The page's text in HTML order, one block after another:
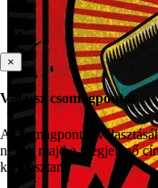
×
Válassz csomagpontot
A csomagpont
nevét, majd a megjelenő
kiválasztani.